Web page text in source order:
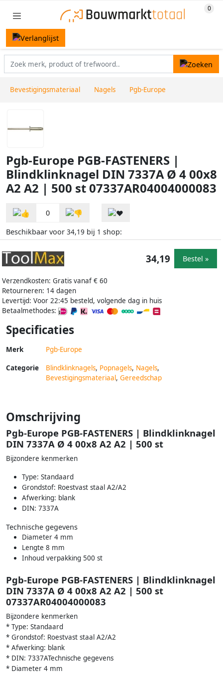
Bevestigingsmateriaal Nagels Pgb-Europe
Pgb-Europe PGB-FASTENERS |
Blindklinknagel DIN 7337A Ø 4 00x8
A2 A2 | 500 st 07337AR04004000083
0
Beschikbaar voor 34,19 bij 1 shop:
Verzendkosten: Gratis vanaf € 60
Retourneren: 14 dagen
Levertijd: Voor 22:45 besteld, volgende dag in huis
Betaalmethodes:
34,19 Bestel »
Specificaties
Merk Pgb-Europe
Categorie Blindklinknagels, Popnagels, Nagels,
Bevestigingsmateriaal, Gereedschap
Omschrijving
Pgb-Europe PGB-FASTENERS | Blindklinknagel
DIN 7337A Ø 4 00x8 A2 A2 | 500 st
Bijzondere kenmerken
Type: Standaard
Grondstof: Roestvast staal A2/A2
Afwerking: blank
DIN: 7337A
Technische gegevens
Diameter 4 mm
Lengte 8 mm
Inhoud verpakking 500 st
Pgb-Europe PGB-FASTENERS | Blindklinknagel
DIN 7337A Ø 4 00x8 A2 A2 | 500 st
07337AR04004000083
Bijzondere kenmerken
* Type: Standaard
* Grondstof: Roestvast staal A2/A2
* Afwerking: blank
* DIN: 7337ATechnische gegevens
* Diameter 4 mm